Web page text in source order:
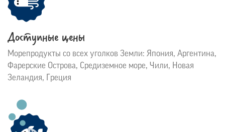
Доступные цены
Морепродукты со всех уголков Земли: Япония, Аргентина,
Фарерские Острова, Средиземное море, Чили, Новая
Зеландия, Греция